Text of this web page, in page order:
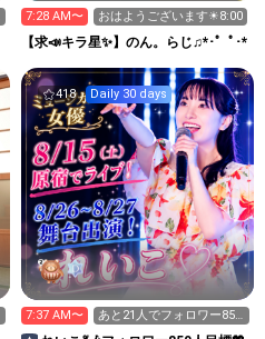
7:28 AM〜 おはようございます☀8:00
【求📣キラ星✨】のん。らじ♫*･゜ﾟ･*
418 Daily 30 days
7:37 AM〜
あと21人でフォロワー850
人💖50曲まで20！